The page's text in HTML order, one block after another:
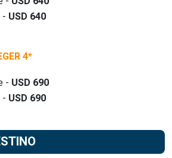
USD 640
4*
- USD 690
USD 690